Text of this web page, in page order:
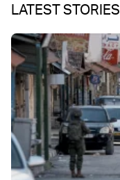
LATEST STORIES